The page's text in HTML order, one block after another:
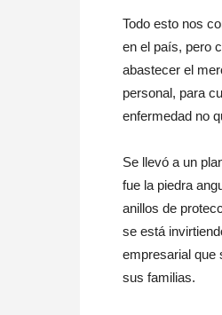
Todo esto nos
en el país, pero
abastecer el
personal, para
enfermedad no
Se llevó a un
fue la piedra
anillos de
se está
empresarial que
sus familias.